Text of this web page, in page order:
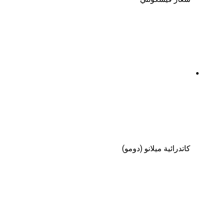
كاتدرائية ميلانو (دومو)